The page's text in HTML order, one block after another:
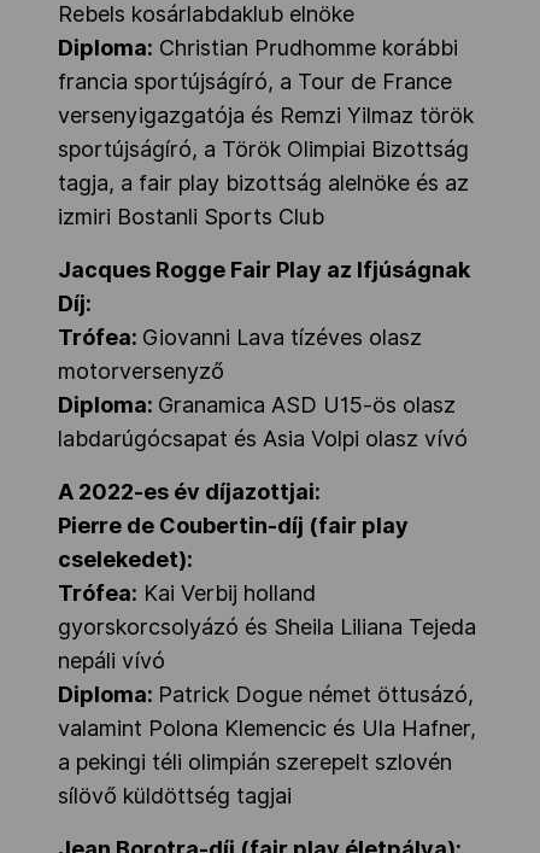
Rebels kosárlabdaklub elnöke
Diploma: Christian Prudhomme korábbi
francia sportújságíró, a Tour de France
versenyigazgatója és Remzi Yilmaz török
sportújságíró, a Török Olimpiai Bizottság
tagja, a fair play bizottság alelnöke és az
izmiri Bostanli Sports Club
Jacques Rogge Fair Play az Ifjúságnak
Díj:
Trófea: Giovanni Lava tízéves olasz
motorversenyző
Diploma: Granamica ASD U15-ös olasz
labdarúgócsapat és Asia Volpi olasz vívó
A 2022-es év díjazottjai:
Pierre de Coubertin-díj (fair play
cselekedet):
Trófea: Kai Verbij holland
gyorskorcsolyázó és Sheila Liliana Tejeda
nepáli vívó
Diploma: Patrick Dogue német öttusázó,
valamint Polona Klemencic és Ula Hafner,
a pekingi téli olimpián szerepelt szlovén
sílövő küldöttség tagjai